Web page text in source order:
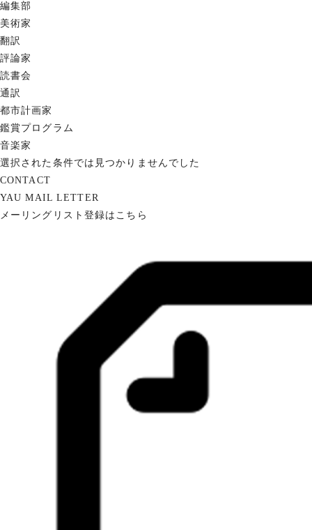
編集部
美術家
翻訳
評論家
読書会
通訳
都市計画家
鑑賞プログラム
音楽家
選択された条件では見つかりませんでした
CONTACT
YAU MAIL LETTER
メーリングリスト登録はこちら